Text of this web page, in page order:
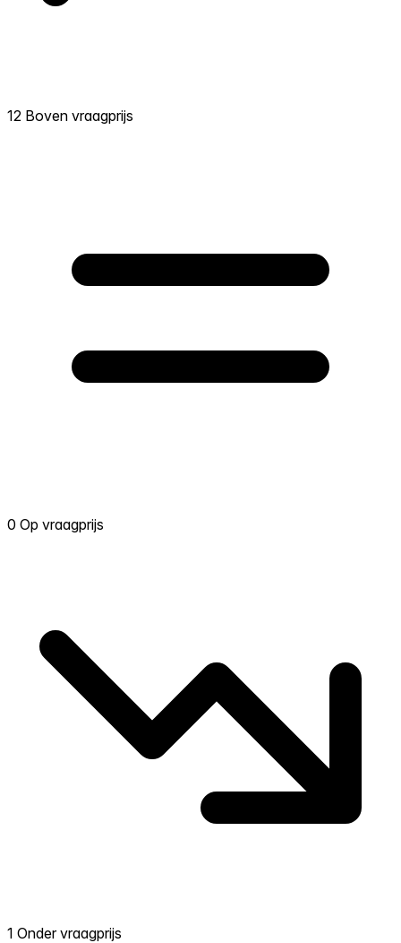
12 Boven vraagprijs
0 Op vraagprijs
1 Onder vraagprijs